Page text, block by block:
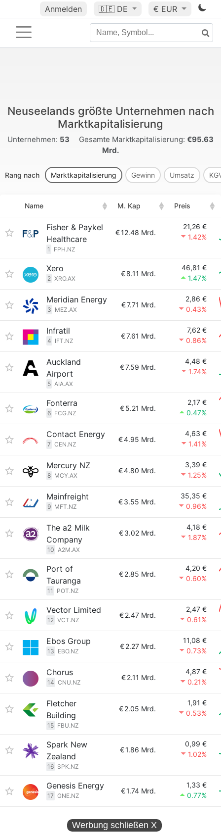
Anmelden 🇩🇪 DE € EUR
Neuseelands größte Unternehmen nach
Marktkapitalisierung
Unternehmen: 53 Gesamte Marktkapitalisierung: €95.63
Mrd.
Rang nach Marktkapitalisierung Gewinn Umsatz
Name M. Kap Preis
Fisher & Paykel
Healthcare
1 FPH.NZ
€12.48 Mrd.
21,26 €
1.42%
Xero
2 XRO.AX
€8.11 Mrd.
46,81 €
1.47%
Meridian Energy
3 MEZ.AX
€7.71 Mrd.
2,86 €
0.43%
Infratil
4 IFT.NZ
€7.61 Mrd.
7,62 €
0.86%
Auckland
Airport
5 AIA.AX
€7.59 Mrd.
4,48 €
1.74%
Fonterra
6 FCG.NZ
€5.21 Mrd.
2,17 €
0.47%
Contact Energy
7 CEN.NZ
€4.95 Mrd.
4,63 €
1.41%
Mercury NZ
8 MCY.AX
€4.80 Mrd.
3,39 €
1.25%
Mainfreight
9 MFT.NZ
€3.55 Mrd.
35,35 €
0.96%
The a2 Milk
Company
10 A2M.AX
€3.02 Mrd.
4,18 €
1.87%
Port of
Tauranga
11 POT.NZ
€2.85 Mrd.
4,20 €
0.60%
Vector Limited
12 VCT.NZ
€2.47 Mrd.
2,47 €
0.61%
Ebos Group
13 EBO.NZ
€2.27 Mrd.
11,08 €
0.73%
Chorus
14 CNU.NZ
€2.11 Mrd.
4,87 €
0.21%
Fletcher
Building
15 FBU.NZ
€2.05 Mrd.
1,91 €
0.53%
Spark New
Zealand
16 SPK.NZ
€1.86 Mrd.
0,99 €
1.02%
Genesis Energy
17 GNE.NZ
€1.74 Mrd.
1,33 €
0.77%
Werbung schließen X